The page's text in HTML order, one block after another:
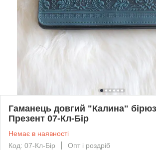
Гаманець довгий "Калина"
Презент 07-Кл-Бір
Немає в наявності
Код: 07-Кл-Бір
Опт і роздріб